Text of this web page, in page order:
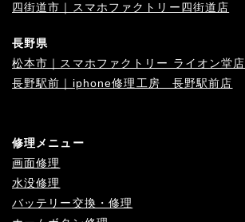
四街道市｜スマホファクトリー四街道店
長野県
松本市｜スマホファクトリー ライオン堂店
長野駅前｜iphone修理工房 長野駅前店
修理メニュー
画面修理
水没修理
バッテリー交換・修理